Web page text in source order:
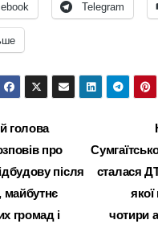
Telegram
сталася
чотири
голова
про
після
майбутнє
громад і